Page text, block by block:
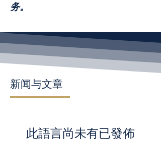
务。
新闻与文章
此語言尚未有已發佈